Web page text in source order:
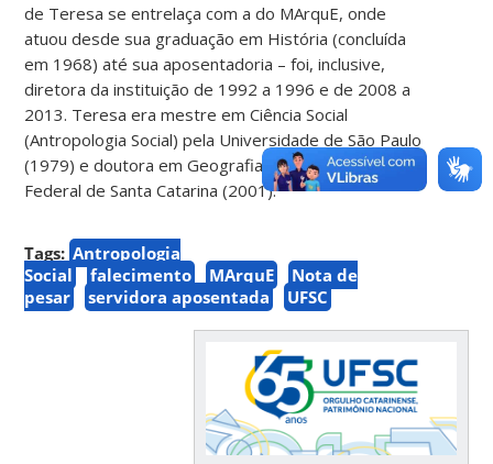
de Teresa se entrelaça com a do MArquE, onde
atuou desde sua graduação em História (concluída
em 1968) até sua aposentadoria – foi, inclusive,
diretora da instituição de 1992 a 1996 e de 2008 a
2013. Teresa era mestre em Ciência Social
(Antropologia Social) pela Universidade de São Paulo
(1979) e doutora em Geografia pela Universidade
Federal de Santa Catarina (2001).
Tags: Antropologia
Social
falecimento MArquE
Nota de
pesar
servidora aposentada UFSC